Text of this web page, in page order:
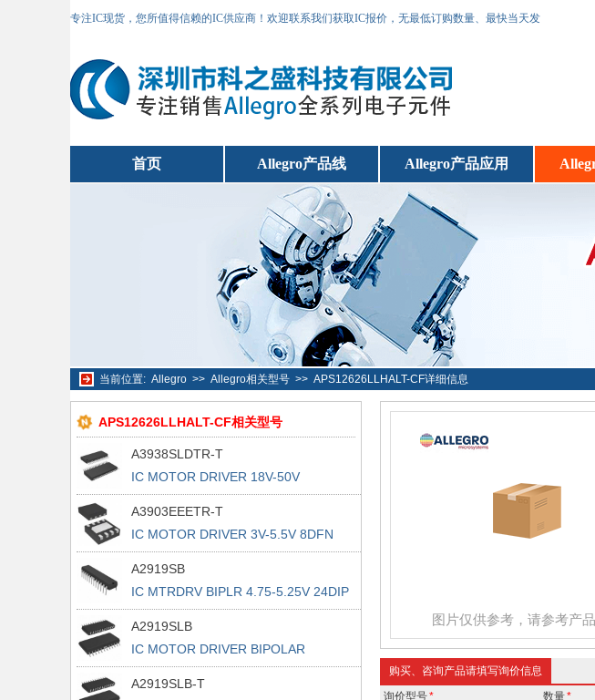
专注IC现货，您所值得信赖的IC供应商！欢迎联系我们获取IC报价，无最低订购数量、最快当天发
首页 Allegro产品线 Allegro产品应用
当前位置: Allegro >> Allegro相关型号 >> APS12626LLHALT-CF详细信息
APS12626LLHALT-CF相关型号
A3938SLDTR-T
IC MOTOR DRIVER 18V-50V
38TSSOP
A3903EEETR-T
IC MOTOR DRIVER 3V-5.5V 8DFN
A2919SB
IC MTRDRV BIPLR 4.75-5.25V 24DIP
A2919SLB
IC MOTOR DRIVER BIPOLAR
24SOIC
A2919SLB-T
图片仅供参考，请参考产
购买、咨询产品请填写询价信息
询价型号* 数量*